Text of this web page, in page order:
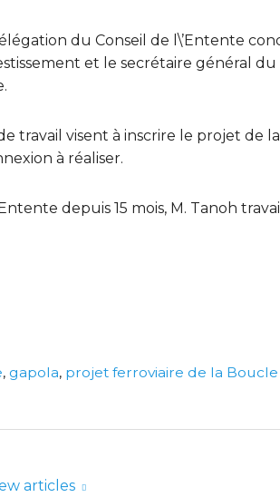
du Conseil de l\’Entente
et le secrétaire général
travail visent à inscrire le projet de
à réaliser.
depuis 15 mois, M. Tanoh
, gapola, projet ferroviaire de la
articles